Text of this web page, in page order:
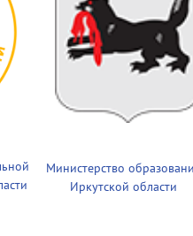
Министерство
Иркутской области